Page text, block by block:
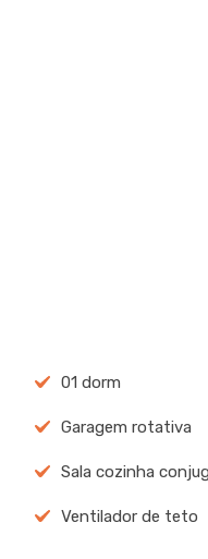
01 dorm
Garagem rotativa
Sala cozinha
Ventilador de teto